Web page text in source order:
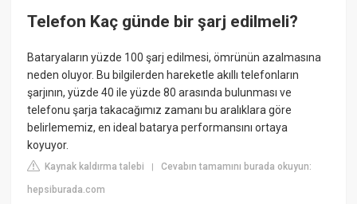
Telefon Kaç günde bir şarj edilmeli?
Bataryaların yüzde 100 şarj edilmesi, ömrünün azalmasına
neden oluyor. Bu bilgilerden hareketle akıllı telefonların
şarjının, yüzde 40 ile yüzde 80 arasında bulunması ve
telefonu şarja takacağımız zamanı bu aralıklara göre
belirlememiz, en ideal batarya performansını ortaya
koyuyor.
Kaynak kaldırma talebi |Cevabın tamamını burada okuyun:
hepsiburada.com